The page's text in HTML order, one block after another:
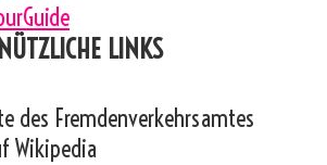
LINKS
des Fremdenverkehrsamtes
Wikipedia